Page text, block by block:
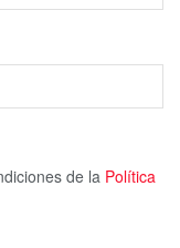
de la Política